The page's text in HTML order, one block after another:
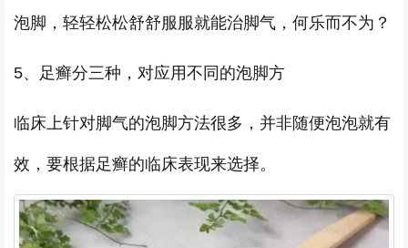
泡脚，轻轻松松舒舒服服就能治脚气，何乐而不为？
5、足癣分三种，对应用不同的泡脚方
临床上针对脚气的泡脚方法很多，并非随便泡泡就有
效，要根据足癣的临床表现来选择。